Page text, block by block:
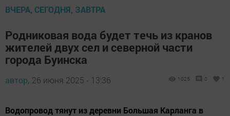
ВЧЕРА, СЕГОДНЯ, ЗАВТРА
Родниковая вода будет течь из кранов
жителей двух сел и северной части
города Буинска
автор, 26 июня 2025 - 13:36 1025 0 1
Водопровод тянут из деревни Большая Карланга в